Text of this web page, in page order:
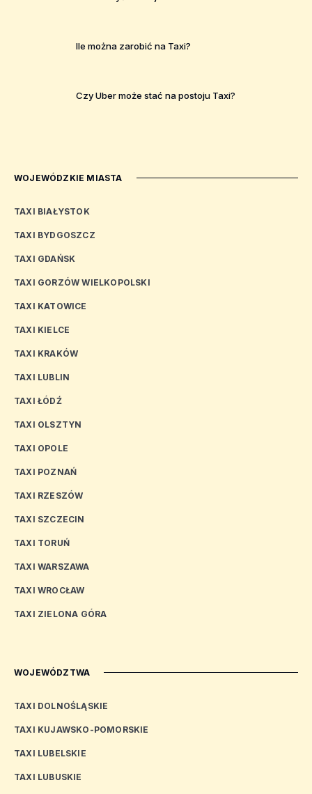
Ile można zarobić na Taxi?
Czy Uber może stać na postoju Taxi?
WOJEWÓDZKIE MIASTA
TAXI BIAŁYSTOK
TAXI BYDGOSZCZ
TAXI GDAŃSK
TAXI GORZÓW WIELKOPOLSKI
TAXI KATOWICE
TAXI KIELCE
TAXI KRAKÓW
TAXI LUBLIN
TAXI ŁÓDŹ
TAXI OLSZTYN
TAXI OPOLE
TAXI POZNAŃ
TAXI RZESZÓW
TAXI SZCZECIN
TAXI TORUŃ
TAXI WARSZAWA
TAXI WROCŁAW
TAXI ZIELONA GÓRA
WOJEWÓDZTWA
TAXI DOLNOŚLĄSKIE
TAXI KUJAWSKO-POMORSKIE
TAXI LUBELSKIE
TAXI LUBUSKIE